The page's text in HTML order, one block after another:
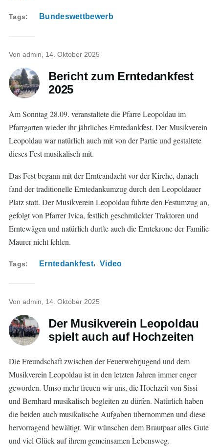
Tags Bundeswettbewerb
Von admin , 14. Oktober 2025
Bericht zum Erntedankfest
2025
Am Sonntag 28.09. veranstaltete die Pfarre Leopoldau im
Pfarrgarten wieder ihr jährliches Erntedankfest. Der Musikverein
Leopoldau war natürlich auch mit von der Partie und gestaltete
dieses Fest musikalisch mit.
Das Fest begann mit der Ernteandacht vor der Kirche, danach
fand der traditionelle Erntedankumzug durch den Leopoldauer
Platz statt. Der Musikverein Leopoldau führte den Festumzug an,
gefolgt von Pfarrer Ivica, festlich geschmückter Traktoren und
Erntewägen und natürlich durfte auch die Erntekrone der Familie
Maurer nicht fehlen.
Tags Erntedankfest Video
Von admin , 14. Oktober 2025
Der Musikverein Leopoldau
spielt auch auf Hochzeiten
Die Freundschaft zwischen der Feuerwehrjugend und dem
Musikverein Leopoldau ist in den letzten Jahren immer enger
geworden. Umso mehr freuen wir uns, die Hochzeit von Sissi
und Bernhard musikalisch begleiten zu dürfen. Natürlich haben
die beiden auch musikalische Aufgaben übernommen und diese
hervorragend bewältigt. Wir wünschen dem Brautpaar alles Gute
und viel Glück auf ihrem gemeinsamen Lebensweg.